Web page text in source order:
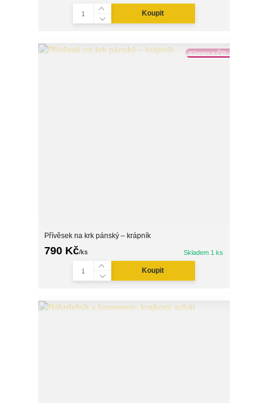
Koupit
Kámen z ČR
Přívěsek na krk pánský – krápník
790 Kč/ks Skladem 1 ks
Koupit